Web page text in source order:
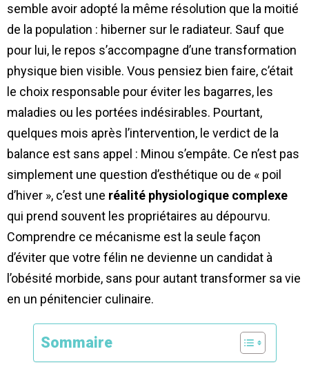
semble avoir adopté la même résolution que la moitié
de la population : hiberner sur le radiateur. Sauf que
pour lui, le repos s’accompagne d’une transformation
physique bien visible. Vous pensiez bien faire, c’était
le choix responsable pour éviter les bagarres, les
maladies ou les portées indésirables. Pourtant,
quelques mois après l’intervention, le verdict de la
balance est sans appel : Minou s’empâte. Ce n’est pas
simplement une question d’esthétique ou de « poil
d’hiver », c’est une réalité physiologique complexe
qui prend souvent les propriétaires au dépourvu.
Comprendre ce mécanisme est la seule façon
d’éviter que votre félin ne devienne un candidat à
l’obésité morbide, sans pour autant transformer sa vie
en un pénitencier culinaire.
Sommaire